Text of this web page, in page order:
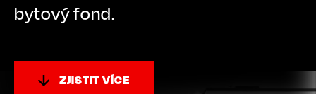
bytový fond.
ZJISTIT VÍCE